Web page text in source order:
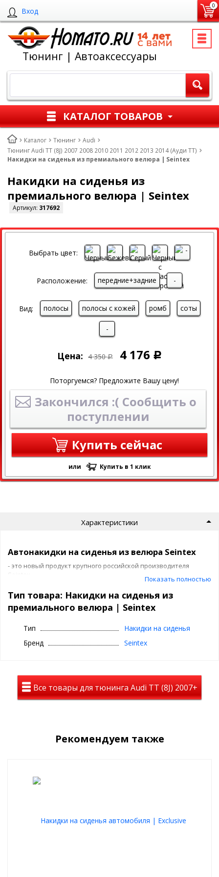
Вход
0
Тюнинг | Автоаксессуары
КАТАЛОГ ТОВАРОВ
Каталог Тюнинг
Audi
Тюнинг Audi TT (8J) 2007 2008 2010 2011 2012 2013 2014 (Ауди ТТ)
Накидки на сиденья из премиального велюра | Seintex
Накидки на сиденья из
премиального велюра | Seintex
Артикул: 317692
СКИДКА
Выбрать цвет:
Расположение: передние+задние -
Вид: полосы полосы с кожей ромб соты
-
Цена: 4 350 Р 4 176 Р
Поторгуемся? Предложите Вашу цену!
Закончился :( Сообщить о
поступлении
Купить сейчас
или Купить в 1 клик
Характеристики
Автонакидки на сиденья из велюра Seintex
- это новый продукт крупного российской производителя
Seintex.
Cтильный и индивидуальный интерьер
автомобиля с защитой от повреждений и
загрязнений
Основные преимущества накидок
Велюр – востребованный обивочный материал. Его широкого
используют при изготовлении автомобильных аксессуаров. Он
не греется на солнце, красиво, богато и одновременно уютно
механические воздействия, надежно защищают само сидение
от грязи, пыли и влаги.
стильный вид
подарят комфорт летом
Показать полностью
Тип товара: Накидки на сиденья из
премиального велюра | Seintex
Тип
Накидки на сиденья
Бренд
Seintex
Все товары для тюнинга Audi TT (8J) 2007+
Рекомендуем также